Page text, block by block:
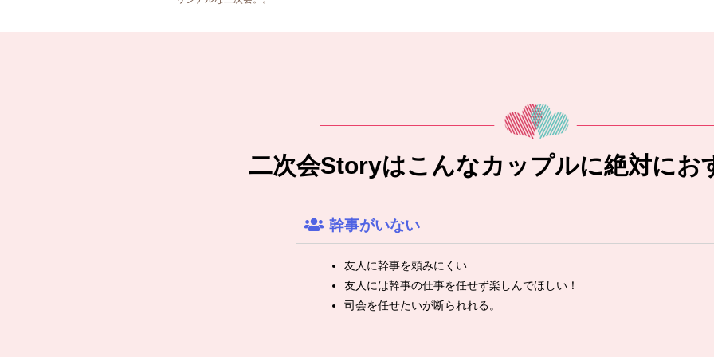
二次会Storyはこんなカップルに絶対にお
幹事がいない
友人に幹事を頼みにくい
友人には幹事の仕事を任せず楽しんでほしい！
司会を任せたいが断られれる。